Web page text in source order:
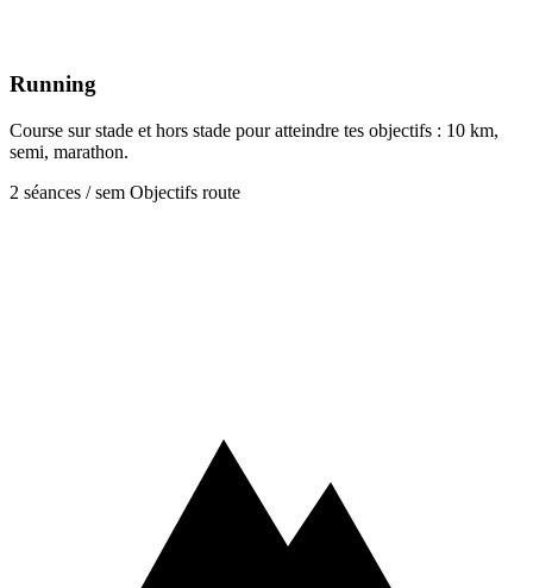
Running
Course sur stade et hors stade pour atteindre tes objectifs : 10 km,
semi, marathon.
2 séances / sem Objectifs route